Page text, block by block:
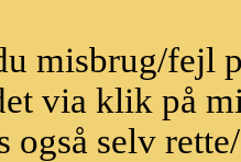
misbrug/fejl
via klik på
også selv